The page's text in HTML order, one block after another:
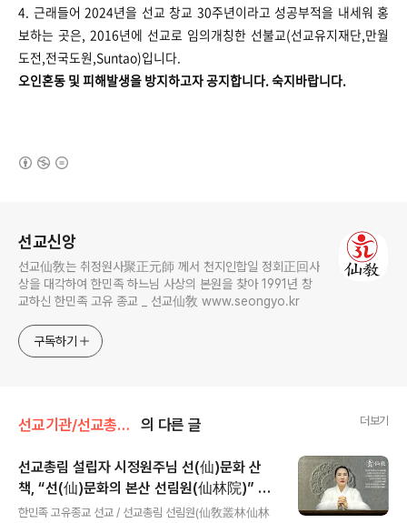
4. 근래들어 2024년을 선교 창교 30주년이라고 성공부적을 내세워 홍
보하는 곳은, 2016년에 선교로 임의개칭한 선불교(선교유지재단,만월
도전,전국도원,Suntao)입니다.
오인혼동 및 피해발생을 방지하고자 공지합니다. ​​​​숙지바랍니다.
선교신앙
선교仙敎는 취정원사聚正元師 께서 천지인합일 정회正回사
상을 대각하여 한민족 하느님 사상의 본원을 찾아 1991년 창
교하신 한민족 고유 종교 _ 선교仙敎 www.seongyo.kr
구독하기
선교기관/선교총림선림원 의 다른 글 더보기
선교총림 설립자 시정원주님 ​​선(仙)문화 산
책, “​선(仙)문화의 본산 선림원(仙林院)” 강
연
한민족 고유종교 선교 / 선교총림 선림원(仙敎叢林仙林